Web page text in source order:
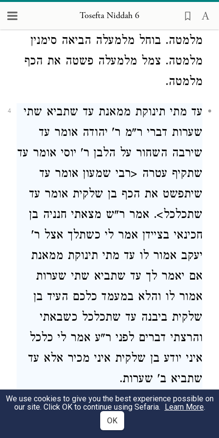
Tosefta Niddah 6
מלמטה פנה מלמעלה לא הביאה סימנין
מלמטה. בוחל מלמעלה הביאה סימנין
מלמטה. צמל מלמעלה פשטה את הכף
מלמטה.
4
עד מתי תינוקת ממאנת עד שתביא שתי
שערות דברי ר"מ ר' יהודה אומר עד
שירבה השחור על הלבן ר' יוסי אומר עד
שתקיף עטרה <רבי שמעון אומר עד
שיתפשט את הכף בן שלקית אומר עד
שתכלכל>. אמר ר"ש מצאתי חנניה בן
חכינאי בציידן אמר לי כשתלך אצל ר'
יעקב אמור לו עד מתי תינוקת ממאנת
אם יאמר לך עד שתביא שתי שערות
אמור לו והלא במעמד כלכם העיד בן
שלקית ביבנה עד שתכלכל כשבאתי
והרצתי דברים לפני ר"ע אמר לי כלכל
איני יודע בן שלקית איני מכיר אלא עד
שתביא ב' שערות.
שתי שערות שאמרו אפי' אחת ביד ואחת
ברגל אחת בשוק ואחת בירך ואפילו
We use cookies to give you the best experience possible on
our site. Click OK to continue using Sefaria. Learn More.
OK